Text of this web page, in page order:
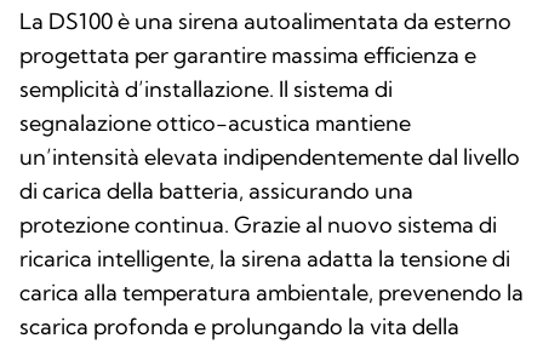
La DS100 è una sirena autoalimentata da esterno
progettata per garantire massima efficienza e
semplicità d’installazione. Il sistema di
segnalazione ottico-acustica mantiene
un’intensità elevata indipendentemente dal livello
di carica della batteria, assicurando una
protezione continua. Grazie al nuovo sistema di
ricarica intelligente, la sirena adatta la tensione di
carica alla temperatura ambientale, prevenendo la
scarica profonda e prolungando la vita della